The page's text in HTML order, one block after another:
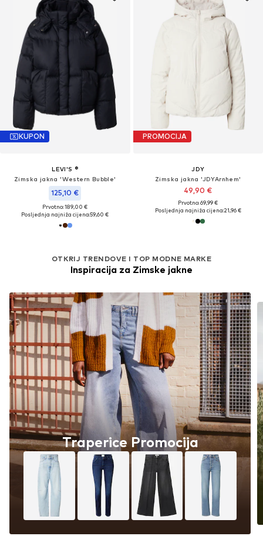
KUPON
LEVI'S ®
Zimska jakna 'Western Bubble'
125,10 €
Prvotno: 189,00 €
Posljednja najniža cijena:59,60 €
PROMOCIJA
JDY
Zimska jakna 'JDYArnhem'
49,90 €
Prvotno: 69,99 €
Posljednja najniža cijena:21,96 €
OTKRIJ TRENDOVE I TOP MODNE MARKE
Inspiracija za Zimske jakne
Traperice Promocija